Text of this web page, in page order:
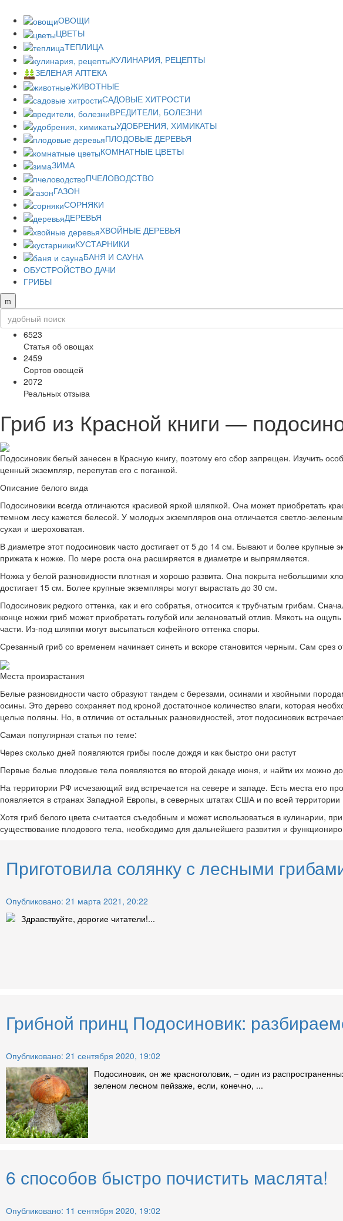
ОВОЩИ
ЦВЕТЫ
ТЕПЛИЦА
КУЛИНАРИЯ, РЕЦЕПТЫ
ЗЕЛЕНАЯ АПТЕКА
ЖИВОТНЫЕ
САДОВЫЕ ХИТРОСТИ
ВРЕДИТЕЛИ, БОЛЕЗНИ
УДОБРЕНИЯ, ХИМИКАТЫ
ПЛОДОВЫЕ ДЕРЕВЬЯ
КОМНАТНЫЕ ЦВЕТЫ
ЗИМА
ПЧЕЛОВОДСТВО
ГАЗОН
СОРНЯКИ
ДЕРЕВЬЯ
ХВОЙНЫЕ ДЕРЕВЬЯ
КУСТАРНИКИ
БАНЯ И САУНА
ОБУСТРОЙСТВО ДАЧИ
ГРИБЫ
6523
Статья об овощах
2459
Сортов овощей
2072
Реальных отзыва
Гриб из Красной книги —
Подосиновик белый занесен в Красную книгу, поэтому его сбор запрещен. Изучить
ценный экземпляр, перепутав его с поганкой.
Описание белого вида
Подосиновики всегда отличаются красивой яркой шляпкой. Она может приобретать
темном лесу кажется белесой. У молодых экземпляров она отличается светло-
сухая и шероховатая.
В диаметре этот подосиновик часто достигает от 5 до 14 см. Бывают и более
прижата к ножке. По мере роста она расширяется в диаметре и выпрямляется.
Ножка у белой разновидности плотная и хорошо развита. Она покрыта небольшими
достигает 15 см. Более крупные экземпляры могут вырастать до 30 см.
Подосиновик редкого оттенка, как и его собратья, относится к трубчатым грибам.
конце ножки гриб может приобретать голубой или зеленоватый отлив. Мякоть на
части. Из-под шляпки могут высыпаться кофейного оттенка споры.
Срезанный гриб со временем начинает синеть и вскоре становится черным. Сам срез
Места произрастания
Белые разновидности часто образуют тандем с березами, осинами и хвойными
осины. Это дерево сохраняет под кроной достаточное количество влаги, которая
целые поляны. Но, в отличие от остальных разновидностей, этот подосиновик
Самая популярная статья по теме:
Через сколько дней появляются грибы после дождя и как быстро они растут
Первые белые плодовые тела появляются во второй декаде июня, и найти их можно
На территории РФ исчезающий вид встречается на севере и западе. Есть места его
появляется в странах Западной Европы, в северных штатах США и по всей территории
Хотя гриб белого цвета считается съедобным и может использоваться в кулинарии,
существование плодового тела, необходимо для дальнейшего развития и
Приготовила солянку с лесными
Опубликовано: 21 марта 2021, 20:22
Здравствуйте, дорогие читатели!...
Грибной принц Подосиновик:
Опубликовано: 21 сентября 2020, 19:02
Подосиновик, он же красноголовик, – один из
зеленом лесном пейзаже, если, конечно, ...
6 способов быстро почистить маслята!
Опубликовано: 11 сентября 2020, 19:02